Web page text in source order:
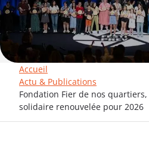
Accueil
Actu & Publications
Fondation Fier de nos
solidaire renouvelée pour 2026